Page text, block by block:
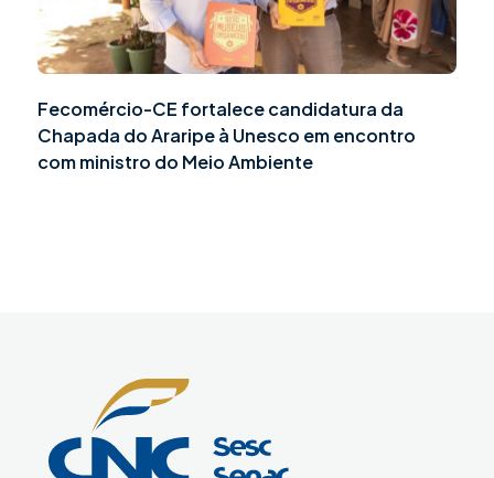
Fecomércio-CE fortalece candidatura da
Chapada do Araripe à Unesco em encontro
com ministro do Meio Ambiente